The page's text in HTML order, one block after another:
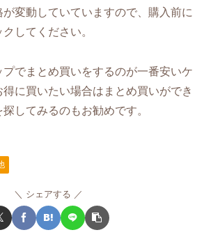
が変動していていますので、購入前に
してください。
でまとめ買いをするのが一番安いケ
に買いたい場合はまとめ買いができ
してみるのもお勧めです。
シェアする